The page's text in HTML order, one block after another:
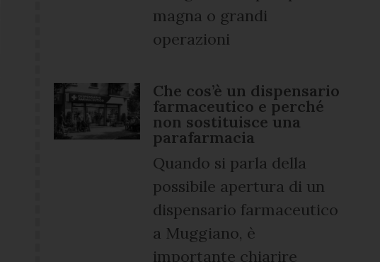
magna o grandi
operazioni
Che cos’è un dispensario
farmaceutico e perché
non sostituisce una
parafarmacia
Quando si parla della
possibile apertura di un
dispensario farmaceutico
a Muggiano, è
importante chiarire